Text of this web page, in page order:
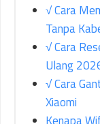
√ Cara
Tanpa
√ Cara
Ulang
√ Cara
Xiaomi
Kenapa